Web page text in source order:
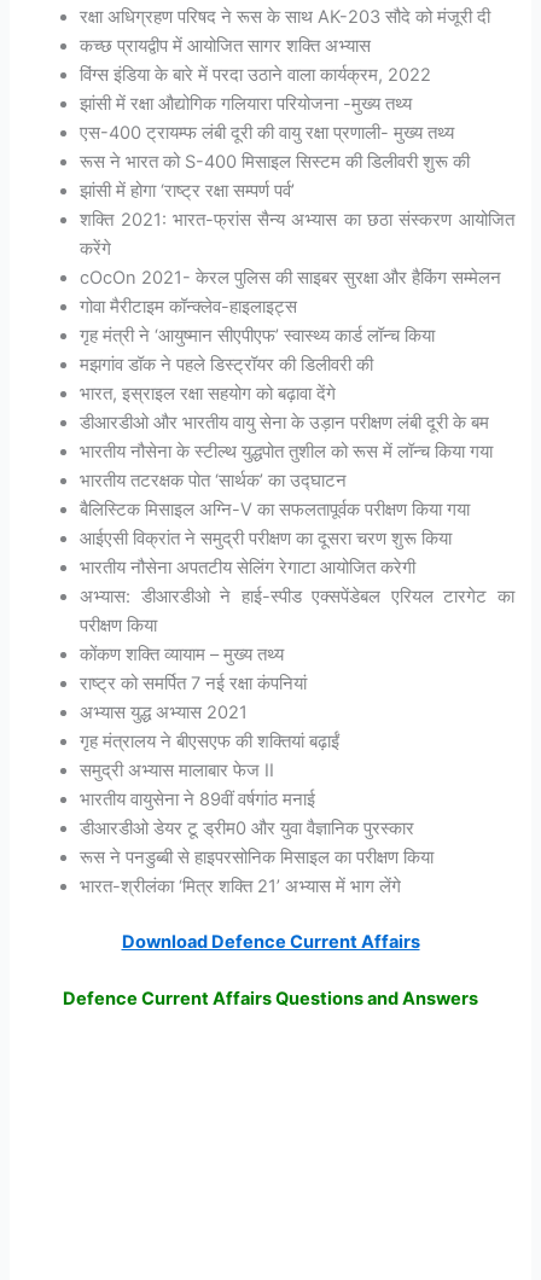
रक्षा अधिग्रहण परिषद ने रूस के साथ AK-203 सौदे को मंजूरी दी
कच्छ प्रायद्वीप में आयोजित सागर शक्ति अभ्यास
विंग्स इंडिया के बारे में परदा उठाने वाला कार्यक्रम, 2022
झांसी में रक्षा औद्योगिक गलियारा परियोजना -मुख्य तथ्य
एस-400 ट्रायम्फ लंबी दूरी की वायु रक्षा प्रणाली- मुख्य तथ्य
रूस ने भारत को S-400 मिसाइल सिस्टम की डिलीवरी शुरू की
झांसी में होगा ‘राष्ट्र रक्षा सम्पर्ण पर्व’
शक्ति 2021: भारत-फ्रांस सैन्य अभ्यास का छठा संस्करण आयोजित
करेंगे
cOcOn 2021- केरल पुलिस की साइबर सुरक्षा और हैकिंग सम्मेलन
गोवा मैरीटाइम कॉन्क्लेव-हाइलाइट्स
गृह मंत्री ने ‘आयुष्मान सीएपीएफ’ स्वास्थ्य कार्ड लॉन्च किया
मझगांव डॉक ने पहले डिस्ट्रॉयर की डिलीवरी की
भारत, इस्राइल रक्षा सहयोग को बढ़ावा देंगे
डीआरडीओ और भारतीय वायु सेना के उड़ान परीक्षण लंबी दूरी के बम
भारतीय नौसेना के स्टील्थ युद्धपोत तुशील को रूस में लॉन्च किया गया
भारतीय तटरक्षक पोत ‘सार्थक’ का उद्घाटन
बैलिस्टिक मिसाइल अग्नि-V का सफलतापूर्वक परीक्षण किया गया
आईएसी विक्रांत ने समुद्री परीक्षण का दूसरा चरण शुरू किया
भारतीय नौसेना अपतटीय सेलिंग रेगाटा आयोजित करेगी
अभ्यास: डीआरडीओ ने हाई-स्पीड एक्सपेंडेबल एरियल टारगेट का
परीक्षण किया
कोंकण शक्ति व्यायाम – मुख्य तथ्य
राष्ट्र को समर्पित 7 नई रक्षा कंपनियां
अभ्यास युद्ध अभ्यास 2021
गृह मंत्रालय ने बीएसएफ की शक्तियां बढ़ाईं
समुद्री अभ्यास मालाबार फेज II
भारतीय वायुसेना ने 89वीं वर्षगांठ मनाई
डीआरडीओ डेयर टू ड्रीम0 और युवा वैज्ञानिक पुरस्कार
रूस ने पनडुब्बी से हाइपरसोनिक मिसाइल का परीक्षण किया
भारत-श्रीलंका ‘मित्र शक्ति 21’ अभ्यास में भाग लेंगे
Download Defence Current Affairs
Defence Current Affairs Questions and Answers